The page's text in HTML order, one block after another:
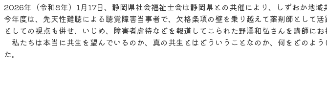
2026年（令和8年）1月17日、静岡県社会福祉士会は静岡県との共催により、しずおか地域
今年度は、先天性難聴による聴覚障害当事者で、欠格条項の壁を乗り越えて薬剤師として
としての視点も併せ、いじめ、障害者虐待などを報道してこられた野澤和弘さんを講師に
私たちは本当に共生を望んでいるのか、真の共生とはどういうことなのか、何をどのよ
た。